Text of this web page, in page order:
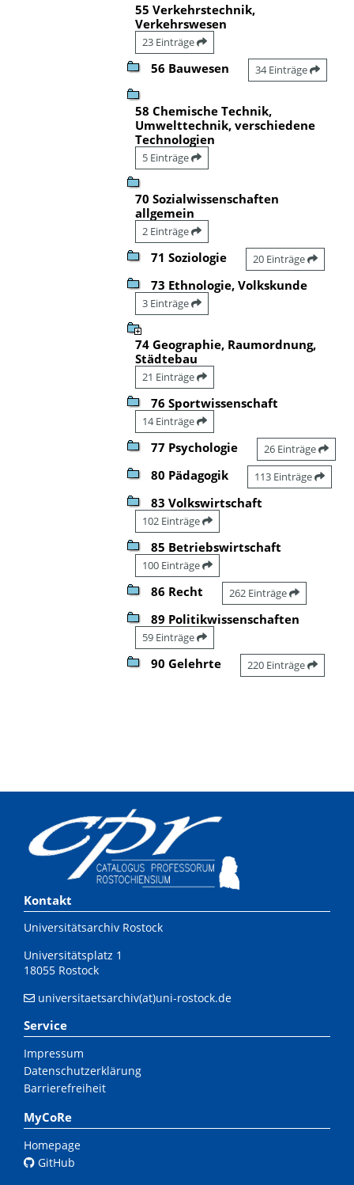
55 Verkehrstechnik,
Verkehrswesen
23 Einträge
56 Bauwesen 34 Einträge
58 Chemische Technik,
Umwelttechnik, verschiedene
Technologien
5 Einträge
70 Sozialwissenschaften
allgemein
2 Einträge
71 Soziologie 20 Einträge
73 Ethnologie, Volkskunde
3 Einträge
74 Geographie, Raumordnung,
Städtebau
21 Einträge
76 Sportwissenschaft
14 Einträge
77 Psychologie 26 Einträge
80 Pädagogik 113 Einträge
83 Volkswirtschaft
102 Einträge
85 Betriebswirtschaft
100 Einträge
86 Recht 262 Einträge
89 Politikwissenschaften
59 Einträge
90 Gelehrte 220 Einträge
Kontakt
Universitätsarchiv Rostock
Universitätsplatz 1
18055 Rostock
universitaetsarchiv(at)uni-rostock.de
Service
Impressum
Datenschutzerklärung
Barrierefreiheit
MyCoRe
Homepage
GitHub